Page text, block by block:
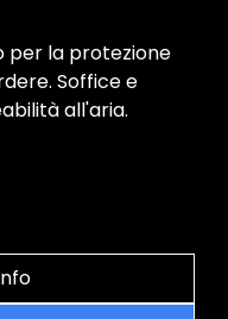
per la protezione
Soffice e
all'aria.